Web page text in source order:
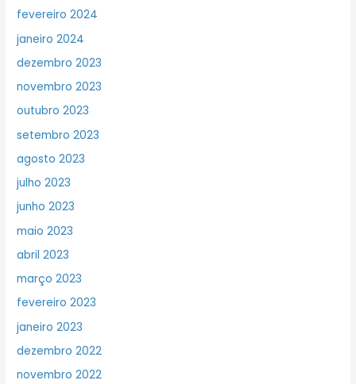
fevereiro 2024
janeiro 2024
dezembro 2023
novembro 2023
outubro 2023
setembro 2023
agosto 2023
julho 2023
junho 2023
maio 2023
abril 2023
março 2023
fevereiro 2023
janeiro 2023
dezembro 2022
novembro 2022